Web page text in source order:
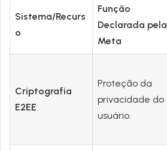
Sistema/Recurs
o
Função
Declarada pela
Meta
Criptografia
E2EE
Proteção da
privacidade do
usuário.